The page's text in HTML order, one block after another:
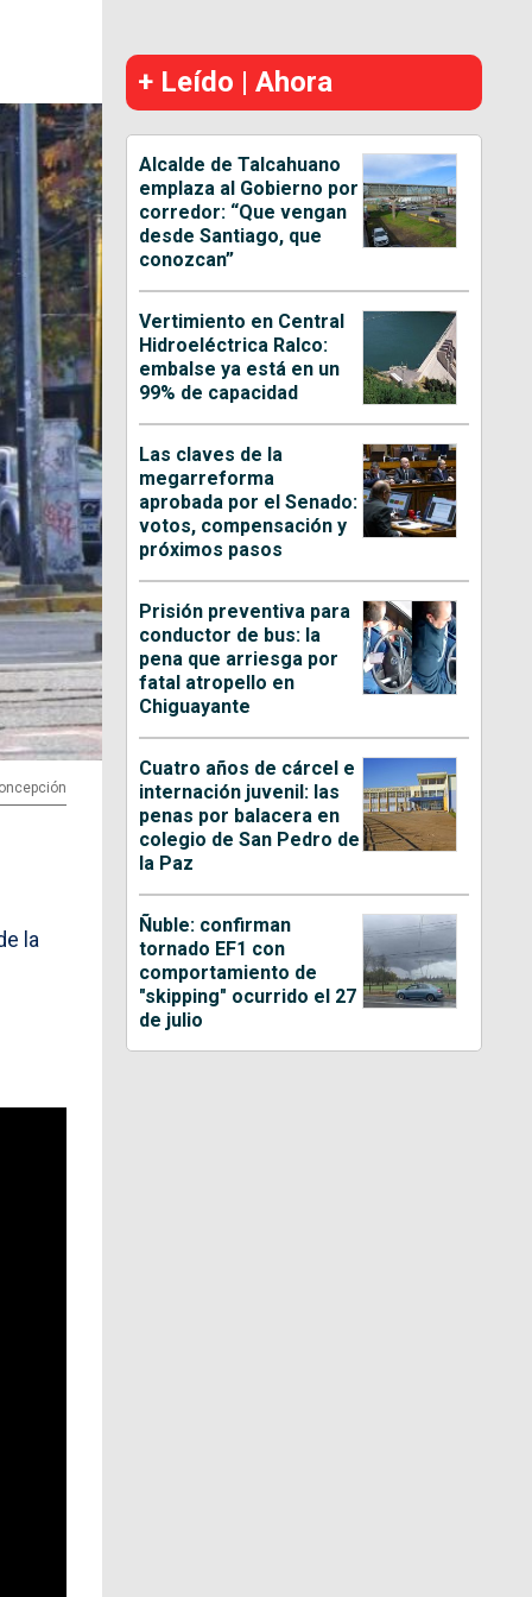
la
+ Leído | Ahora
Alcalde de Talcahuano
emplaza al Gobierno por
corredor: “Que vengan
desde Santiago, que
conozcan”
Vertimiento en Central
Hidroeléctrica Ralco:
embalse ya está en un
99% de capacidad
Las claves de la
megarreforma
aprobada por el Senado:
votos, compensación y
próximos pasos
Prisión preventiva para
conductor de bus: la
pena que arriesga por
fatal atropello en
Chiguayante
Cuatro años de cárcel e
internación juvenil: las
penas por balacera en
colegio de San Pedro de
la Paz
Ñuble: confirman
tornado EF1 con
comportamiento de
"skipping" ocurrido el 27
de julio